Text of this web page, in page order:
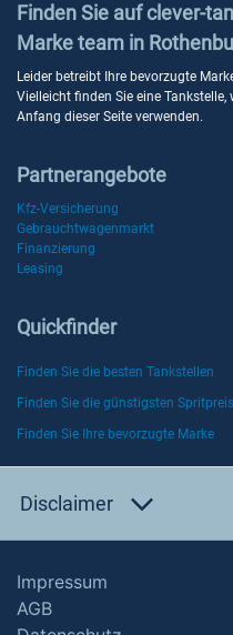
Finden Sie auf clever-
Marke team in
Leider betreibt Ihre bevorzugte
Vielleicht finden Sie eine
Anfang dieser Seite verwenden.
Partnerangebote
Kfz-Versicherung
Gebrauchtwagenmarkt
Finanzierung
Leasing
Quickfinder
Finden Sie die besten Tankstellen
Finden Sie die günstigsten
Finden Sie Ihre bevorzugte Marke
Disclaimer
Impressum
AGB